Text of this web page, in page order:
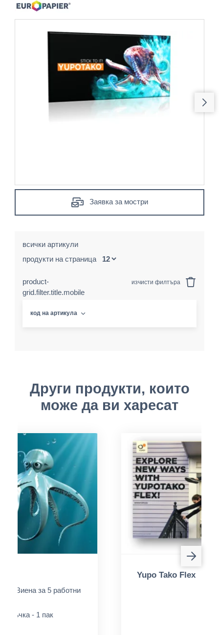
Заявка за мостри
всички артикули
продукти на страница
product-
grid.filter.title.mobile
изчисти филтъра
код на артикула
Други продукти, които
може да ви харесат
ЦС Виена за 5 работни
- 1 пак
Yupo Tako Flex